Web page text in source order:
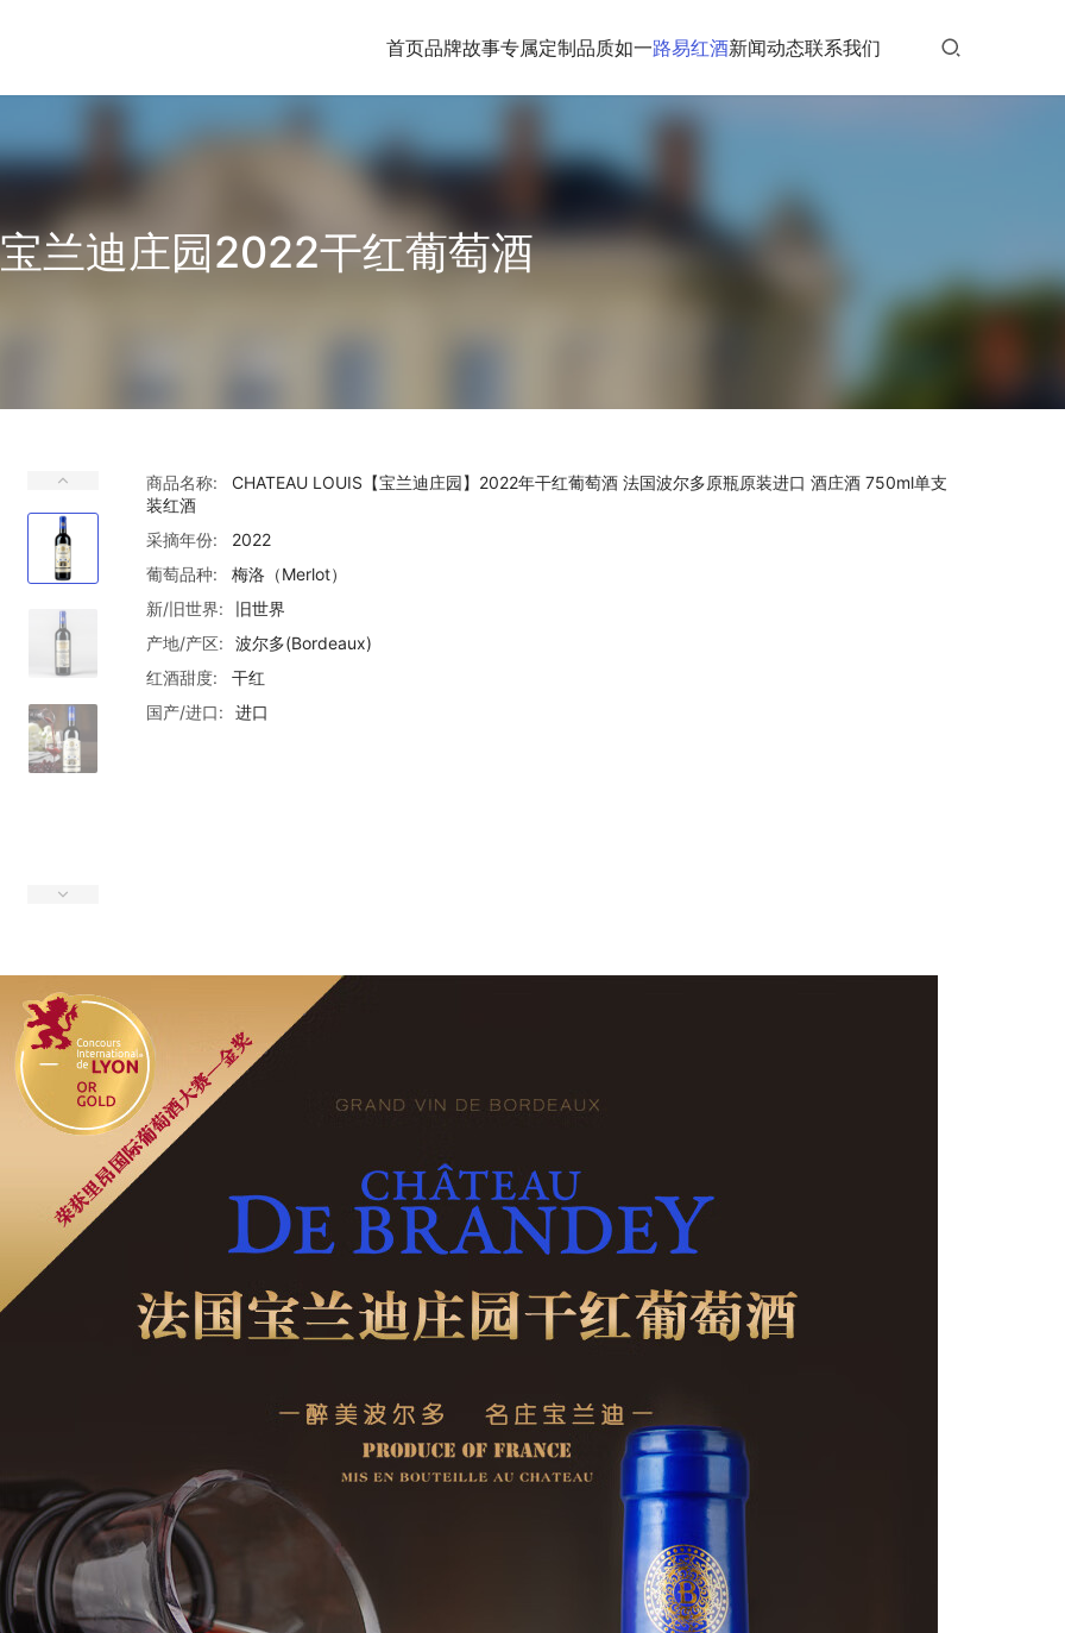
首页品牌故事专属定制品质如一路易红酒新闻动态联系我们
宝兰迪庄园2022干红葡萄酒
商品名称:
CHATEAU LOUIS【宝兰迪庄园】2022年干红葡萄酒 法国波尔多原瓶原装进口 酒庄酒 750ml单支
装红酒
采摘年份:
2022
葡萄品种:
梅洛（Merlot）
新/旧世界:
旧世界
产地/产区:
波尔多(Bordeaux)
红酒甜度:
干红
国产/进口:
进口